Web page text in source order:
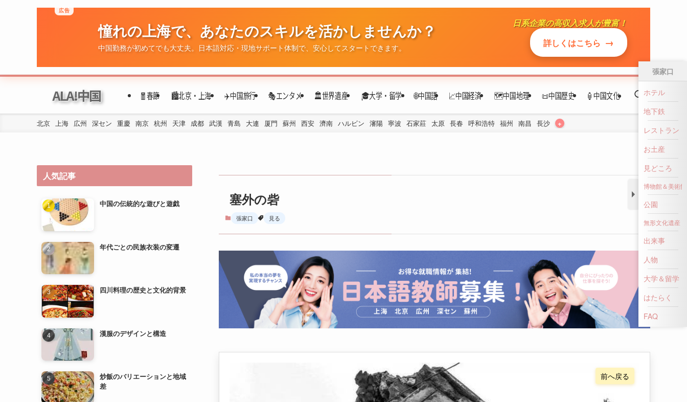
広告
憧れの上海で、あなたのスキルを活かしませんか？
中国勤務が初めてでも大丈夫。日本語対応・現地サポート体制で、安心してスタートできます。
日系企業の高収入求人が豊富！
詳しくはこちら →
ALA!中国 🧧春節 🏙️北京・上海 ✈️中国旅行 🎭エンタメ 🏛️世界遺産 🎓大学・留学 🌐中国語 📈中国経済 🗺️中国地理 📜中国歴史 🏮中国文化
北京 上海 広州 深セン 重慶 南京 杭州 天津 成都 武漢 青島 大連 厦門 蘇州 西安 濟南 ハルビン 瀋陽 寧波 石家莊 太原 長春 呼和浩特 福州 南昌 長沙 +
塞外の砦
張家口 見る
前へ戻る
人気記事
中国の伝統的な遊びと遊戯
年代ごとの民族衣装の変遷
四川料理の歴史と文化的背景
漢服のデザインと構造
炒飯のバリエーションと地域
差
張家口
ホテル
地下鉄
レストラン
お土産
見どころ
博物館＆美術館
公園
無形文化遺産
出来事
人物
大学＆留学
はたらく
FAQ